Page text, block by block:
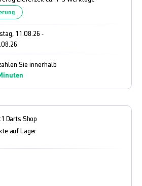
11.08.26 -
Sie innerhalb
Darts Shop
auf Lager